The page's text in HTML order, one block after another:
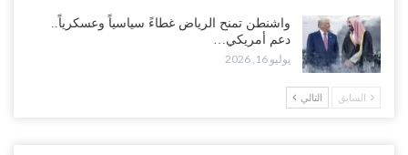
“تعز“| مع اقتراب إعادة الهيكلة السعودية.. سباق بين طارق والإصلاح
لإشعال حرب..!
أغسطس 2, 2026
واشنطن تمنح الرياض غطاءً سياسياً وعسكرياً..
دعم أمريكي…
يوليو 16, 2026
السابق التالي